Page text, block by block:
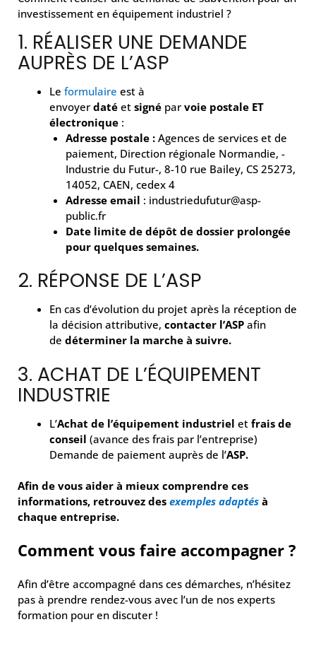
investissement en équipement industriel ?
1. RÉALISER UNE DEMANDE
AUPRÈS DE L’ASP
Le formulaire est à
envoyer daté et signé par voie postale ET
électronique :
Adresse postale : Agences de services et de
paiement, Direction régionale Normandie, -
Industrie du Futur-, 8-10 rue Bailey, CS 25273,
14052, CAEN, cedex 4
Adresse email : industriedufutur@asp-
public.fr
Date limite de dépôt de dossier prolongée
pour quelques semaines.
2. RÉPONSE DE L’ASP
En cas d’évolution du projet après la réception de
la décision attributive, contacter l’ASP afin
de déterminer la marche à suivre.
3. ACHAT DE L’ÉQUIPEMENT
INDUSTRIE
L’Achat de l’équipement industriel et frais de
conseil (avance des frais par l’entreprise)
Demande de paiement auprès de l’ASP.
Afin de vous aider à mieux comprendre ces
informations, retrouvez des exemples adaptés à
chaque entreprise.
Comment vous faire accompagner ?
Afin d’être accompagné dans ces démarches, n’hésitez
pas à prendre rendez-vous avec l’un de nos experts
formation pour en discuter !